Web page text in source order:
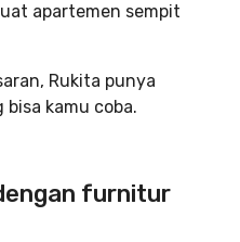
apartemen sempit
Rukita punya
kamu coba.
furnitur